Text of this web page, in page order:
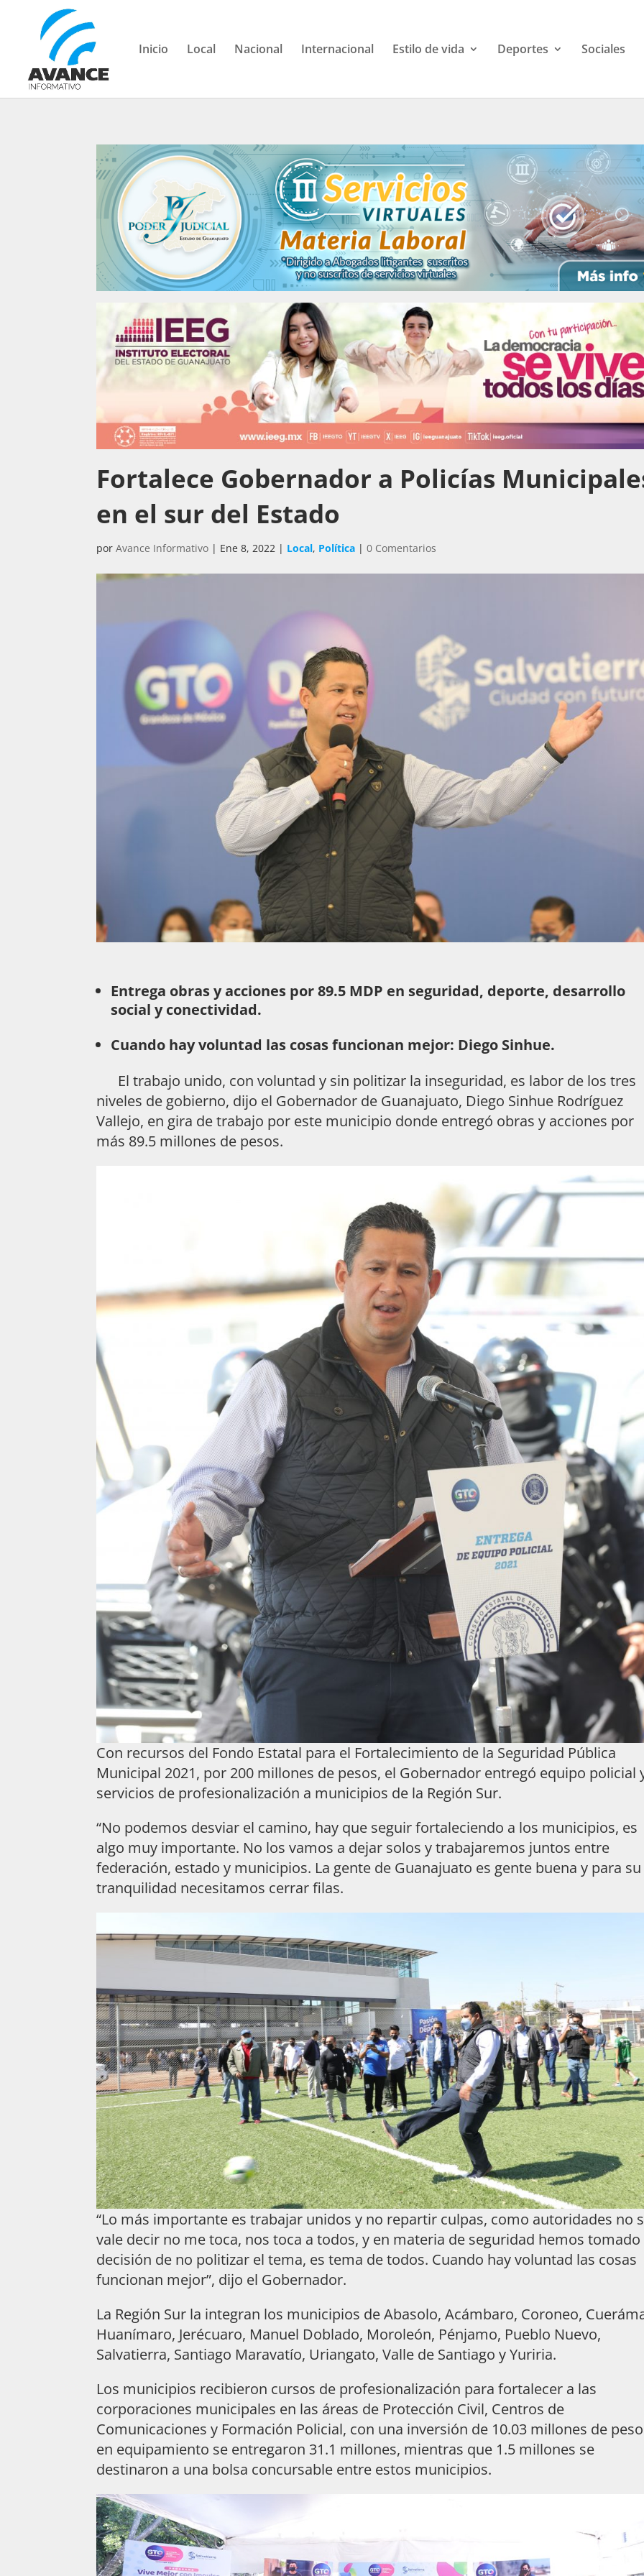
Inicio Local Nacional Internacional Estilo de vida Deportes Sociales
Fortalece Gobernador a Policías
en el sur del Estado
porAvance Informativo | Ene 8, 2022 | Local, Política |0 Comentarios
Entrega obras y acciones por 89.5 MDP en seguridad, deporte, desarrollo
social y conectividad.
Cuando hay voluntad las cosas funcionan mejor: Diego Sinhue.
El trabajo unido, con voluntad y sin politizar la inseguridad, es labor de los tres
niveles de gobierno, dijo el Gobernador de Guanajuato, Diego Sinhue Rodríguez
Vallejo, en gira de trabajo por este municipio donde entregó obras y acciones por
más 89.5 millones de pesos.
Con recursos del Fondo Estatal para el Fortalecimiento de la Seguridad Pública
Municipal 2021, por 200 millones de pesos, el Gobernador entregó equipo policial
servicios de profesionalización a municipios de la Región Sur.
“No podemos desviar el camino, hay que seguir fortaleciendo a los municipios, es
algo muy importante. No los vamos a dejar solos y trabajaremos juntos entre
federación, estado y municipios. La gente de Guanajuato es gente buena y para su
tranquilidad necesitamos cerrar filas.
“Lo más importante es trabajar unidos y no repartir culpas, como autoridades no
vale decir no me toca, nos toca a todos, y en materia de seguridad hemos tomado
decisión de no politizar el tema, es tema de todos. Cuando hay voluntad las cosas
funcionan mejor”, dijo el Gobernador.
La Región Sur la integran los municipios de Abasolo, Acámbaro, Coroneo,
Huanímaro, Jerécuaro, Manuel Doblado, Moroleón, Pénjamo, Pueblo Nuevo,
Salvatierra, Santiago Maravatío, Uriangato, Valle de Santiago y Yuriria.
Los municipios recibieron cursos de profesionalización para fortalecer a las
corporaciones municipales en las áreas de Protección Civil, Centros de
Comunicaciones y Formación Policial, con una inversión de 10.03 millones de
en equipamiento se entregaron 31.1 millones, mientras que 1.5 millones se
destinaron a una bolsa concursable entre estos municipios.